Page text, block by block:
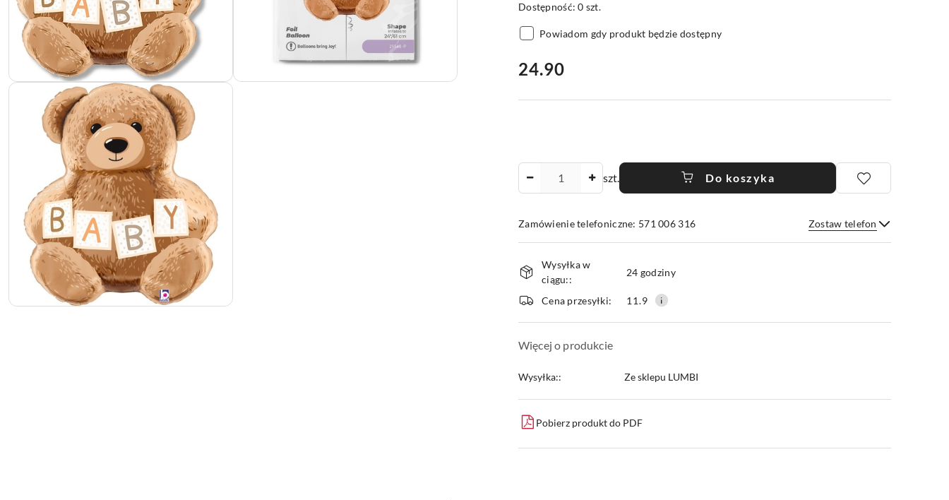
Dostępność:0 szt.
Powiadom gdy produkt będzie dostępny
cena:
24.90
szt. Do koszyka
Zamówienie telefoniczne: 571 006 316 Zostaw telefon
Wyślij
i
dostawa
Wysyłka w
ciągu::
24 godziny
Cena przesyłki: 11.9
Więcej o produkcie
Wysyłka:: Ze sklepu LUMBI
Pobierz produkt do PDF